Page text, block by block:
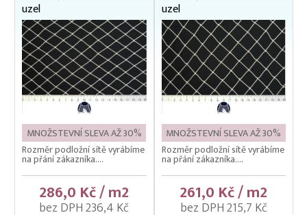
uzel
MNOŽSTEVNÍ SLEVA AŽ 30%
Rozměr podložní sítě vyrábíme
na přání zákazníka....
286,0 Kč / m2
bez DPH 236,4 Kč
uzel
MNOŽSTEVNÍ SLEVA AŽ 30%
Rozměr podložní sítě vyrábíme
na přání zákazníka....
261,0 Kč / m2
bez DPH 215,7 Kč